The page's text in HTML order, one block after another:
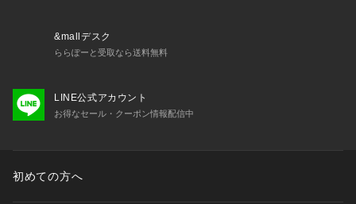
&mallデスク
ららぽーと受取なら送料無料
LINE公式アカウント
お得なセール・クーポン情報配信中
初めての方へ